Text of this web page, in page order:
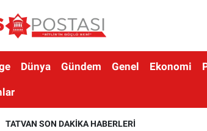
Dünya Gündem Genel Ekonomi
TATVAN SON DAKIKA HABERLERI
Haritası